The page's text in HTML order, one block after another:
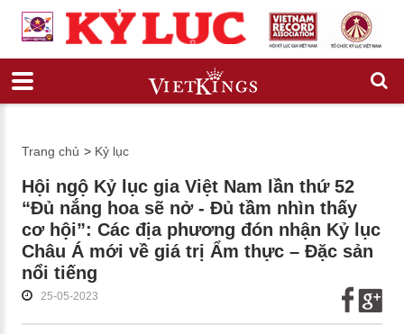
Trang chủ > Kỷ lục
Hội ngộ Kỷ lục gia Việt Nam lần thứ 52
“Đủ nắng hoa sẽ nở - Đủ tầm nhìn thấy
cơ hội”: Các địa phương đón nhận Kỷ lục
Châu Á mới về giá trị Ẩm thực – Đặc sản
nổi tiếng
25-05-2023